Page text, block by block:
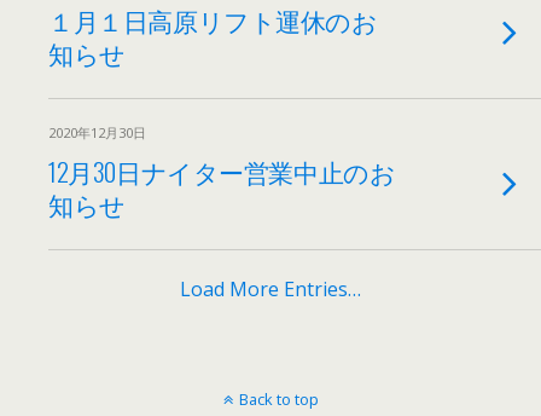
１月１日高原リフト運休のお
知らせ
2020年12月30日
12月30日ナイター営業中止のお
知らせ
Load More Entries…
Back to top